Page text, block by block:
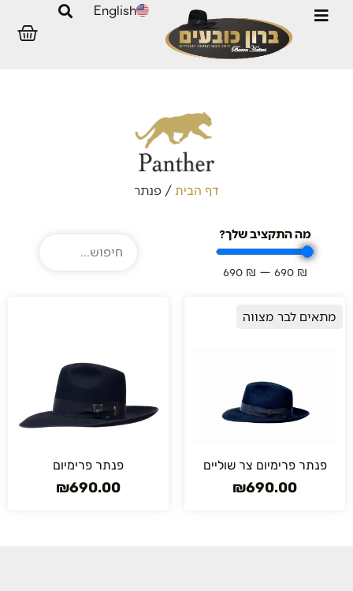
English
דף הבית / פנתר
מה התקציב שלך?
₪
690
—
₪
690
מתאים לבר מצווה
פנתר פרימיום צר שוליים
₪690.00
פנתר פרימיום
₪690.00